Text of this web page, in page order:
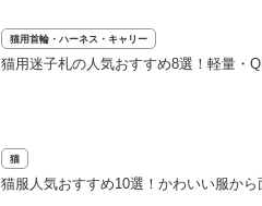
猫用首輪・ハーネス・キャリー
猫用迷子札の人気おすすめ8選！軽量・
猫
猫服人気おすすめ10選！かわいい服から